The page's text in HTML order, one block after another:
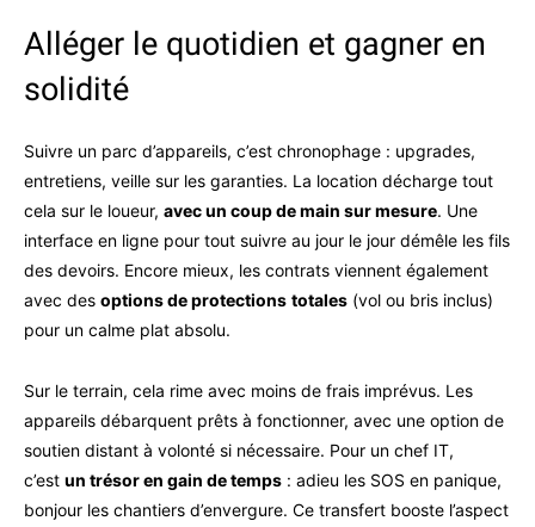
Alléger le quotidien et gagner en
solidité
Suivre un parc d’appareils, c’est chronophage : upgrades,
entretiens, veille sur les garanties. La location décharge tout
cela sur le loueur, avec un coup de main sur mesure. Une
interface en ligne pour tout suivre au jour le jour démêle les fils
des devoirs. Encore mieux, les contrats viennent également
avec des options de protections totales (vol ou bris inclus)
pour un calme plat absolu.
Sur le terrain, cela rime avec moins de frais imprévus. Les
appareils débarquent prêts à fonctionner, avec une option de
soutien distant à volonté si nécessaire. Pour un chef IT,
c’est un trésor en gain de temps : adieu les SOS en panique,
bonjour les chantiers d’envergure. Ce transfert booste l’aspect